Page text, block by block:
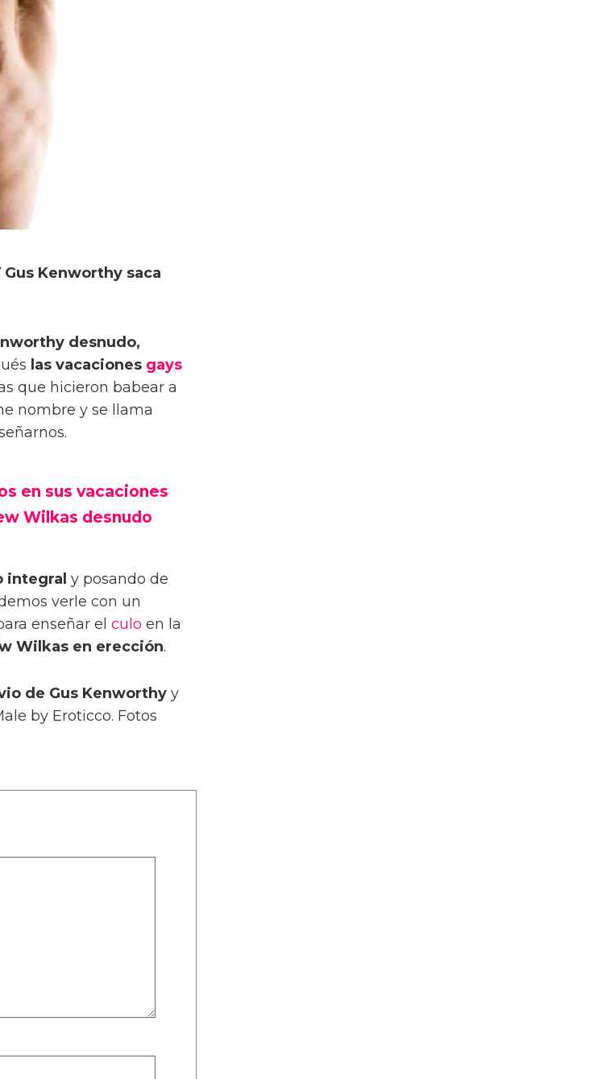
Gus Kenworthy saca
desnudo,
las vacaciones gays
que hicieron babear a
nombre y se llama
en sus vacaciones
Wilkas desnudo
integral y posando de
verle con un
enseñar el culo en la
Wilkas en erección.
de Gus Kenworthy y
by Eroticco. Fotos